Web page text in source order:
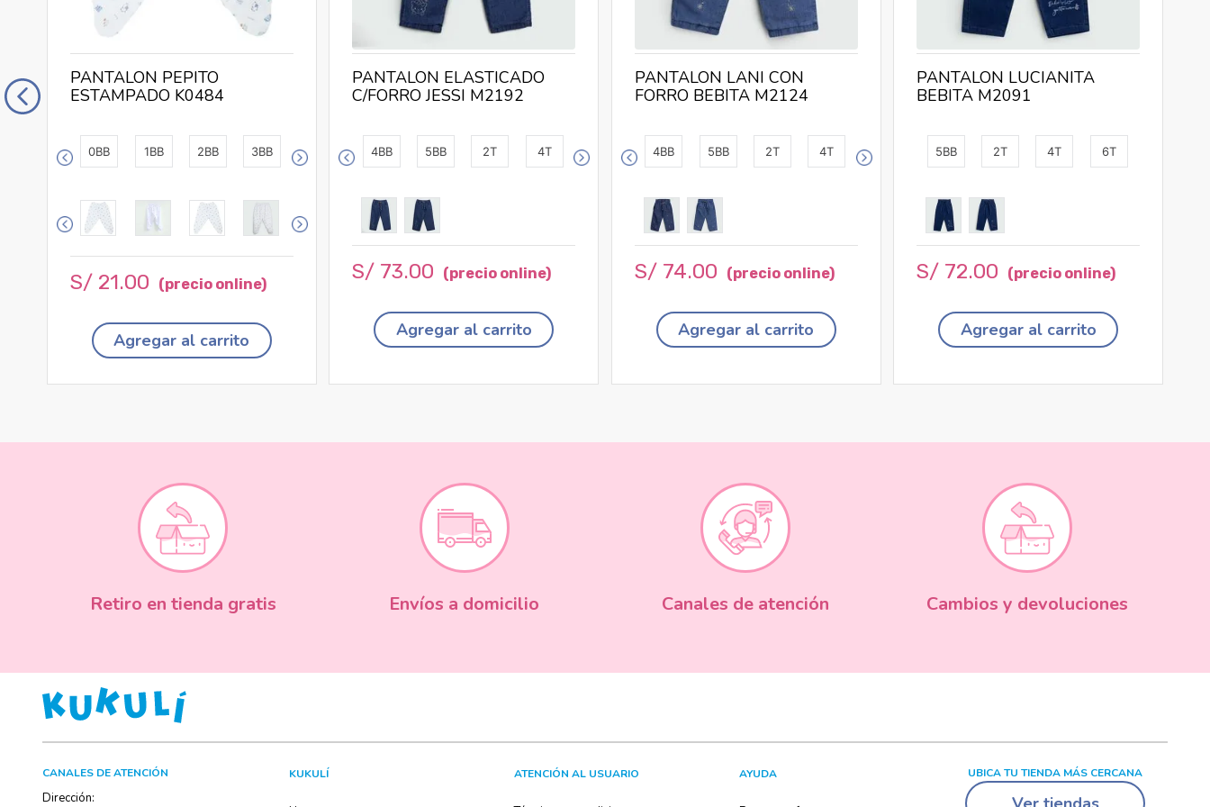
0BB 1BB 2BB 3BB
PANTALON PEPITO
ESTAMPADO K0484
S/ 21.00
Agregar al carrito
4BB 5BB 2T 4T
PANTALON ELASTICADO
C/FORRO JESSI M2192
S/ 73.00
Agregar al carrito
4BB 5BB 2T 4T
PANTALON LANI CON
FORRO BEBITA M2124
S/ 74.00
Agregar al carrito
5BB 2T 4T 6T
PANTALON LUCIANITA
BEBITA M2091
S/ 72.00
Agregar al carrito
Retiro en tienda gratis Envíos a domicilio Canales de atención Cambios y devoluciones
CANALES DE ATENCIÓN
Dirección:
KUKULÍ ATENCIÓN AL USUARIO AYUDA UBICA TU TIENDA MÁS CERCANA